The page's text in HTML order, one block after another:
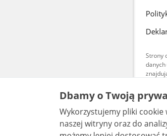
Strony
Dbamy o Twoją
Wykorzystujemy pliki cookie
naszej witryny oraz do analizy